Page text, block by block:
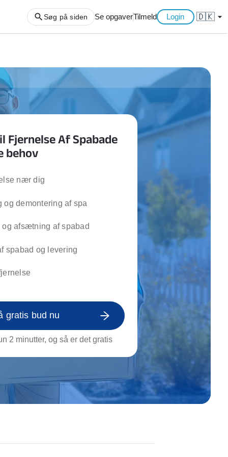
af haveaffald
af storskrald
af køkken
af genstande
Søg på siden Se opgaverTilmeld Login 🇩🇰 arrow_drop_down
Fjernelse Af Spabade
behov
nær dig
og demontering af spa
og afsætning af spabad
spabad og levering
gratis bud nu
2 minutter, og så er det gratis